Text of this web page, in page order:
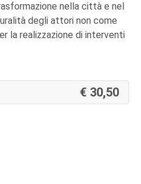
nella città e nel
degli attori non come
la realizzazione di interventi
30,50